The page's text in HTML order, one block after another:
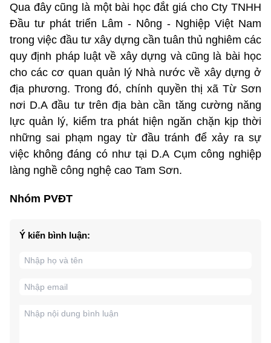
Qua đây cũng là một bài học đắt giá cho Cty TNHH
Đầu tư phát triển Lâm - Nông - Nghiệp Việt Nam
trong việc đầu tư xây dựng cần tuân thủ nghiêm các
quy định pháp luật về xây dựng và cũng là bài học
cho các cơ quan quản lý Nhà nước về xây dựng ở
địa phương. Trong đó, chính quyền thị xã Từ Sơn
nơi D.A đầu tư trên địa bàn cần tăng cường năng
lực quản lý, kiểm tra phát hiện ngăn chặn kịp thời
những sai phạm ngay từ đầu tránh để xảy ra sự
việc không đáng có như tại D.A Cụm công nghiệp
làng nghề công nghệ cao Tam Sơn.
Nhóm PVĐT
Ý kiến bình luận: